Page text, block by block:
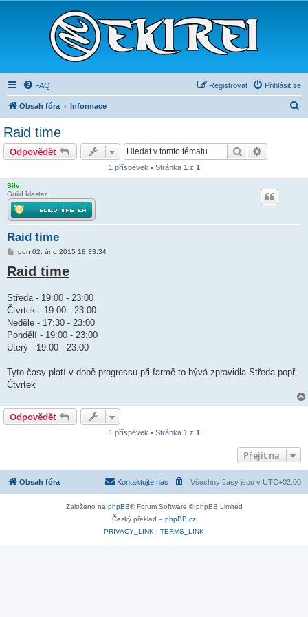
FAQ Přihlásit se
Registrovat
Obsah fóra Informace
Raid time
Odpovědět Hledat
1 příspěvek • Stránka 1 z 1
Silv
Guild Master
Raid time
P
í
s
v
e
pon 02. úno 2015 18:33:34
Raid time
Středa - 19:00 - 23:00
Čtvrtek - 19:00 - 23:00
Neděle - 17:30 - 23:00
Pondělí - 19:00 - 23:00
Úterý - 19:00 - 23:00
Tyto časy platí v době progressu při farmě to bývá zpravidla Středa popř.
Čtvrtek
Odpovědět
1 příspěvek • Stránka 1 z 1
Přejít na
Obsah fóra Všechny časy jsou v UTC+02:00
Kontaktujte nás
Založeno na phpBB® Forum Software © phpBB Limited
Český překlad – phpBB.cz
PRIVACY_LINK | TERMS_LINK